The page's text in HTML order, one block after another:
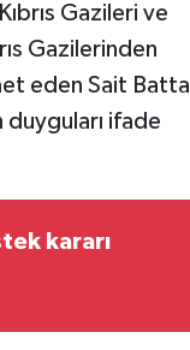
Gazileri ve
Gazilerinden
eden Sait Battal
ifade
kararı